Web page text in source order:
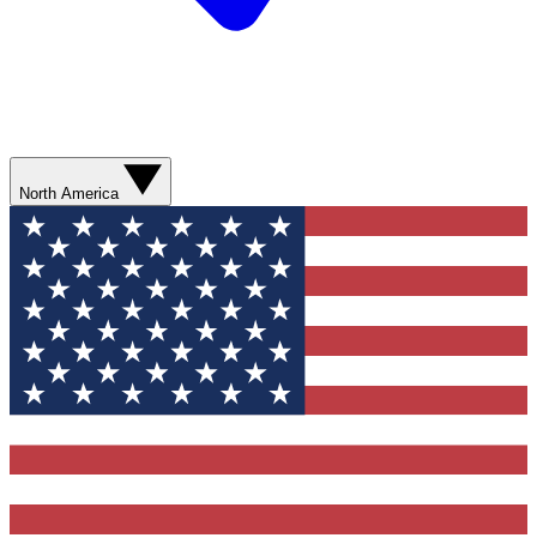
North America